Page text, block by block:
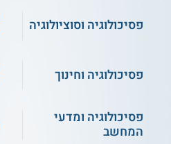
פסיכולוגיה וסוציולוגיה
פסיכולוגיה וחינוך
פסיכולוגיה ומדעי
המחשב